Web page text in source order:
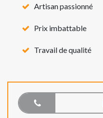
Artisan passionné
Prix imbattable
Travail de qualité